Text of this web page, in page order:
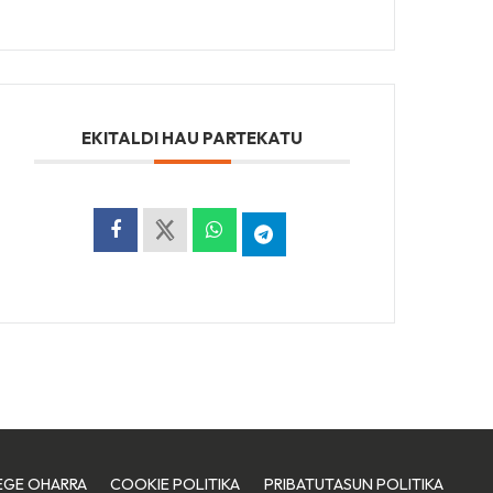
EKITALDI HAU PARTEKATU
OHARRA COOKIE POLITIKA PRIBATUTASUN POLITIKA